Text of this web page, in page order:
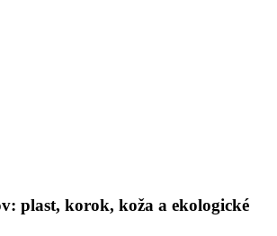
plast, korok, koža a ekologické